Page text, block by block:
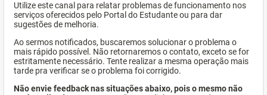
Utilize este canal para relatar problemas de funcionamento nos
serviços oferecidos pelo Portal do Estudante ou para dar
sugestões de melhoria.
Ao sermos notificados, buscaremos solucionar o problema o
mais rápido possível. Não retornaremos o contato, exceto se for
estritamente necessário. Tente realizar a mesma operação mais
tarde pra verificar se o problema foi corrigido.
Não envie feedback nas situações abaixo, pois o mesmo não